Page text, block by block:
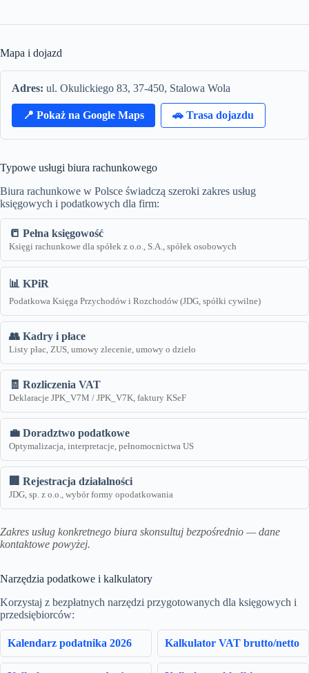
Mapa i dojazd
Adres: ul. Okulickiego 83, 37-450, Stalowa Wola
📍 Pokaż na Google Maps 🚗 Trasa dojazdu
Typowe usługi biura rachunkowego
Biura rachunkowe w Polsce świadczą szeroki zakres usług
księgowych i podatkowych dla firm:
📒 Pełna księgowość
Księgi rachunkowe dla spółek z o.o., S.A., spółek osobowych
📊 KPiR
Podatkowa Księga Przychodów i Rozchodów (JDG, spółki cywilne)
👥 Kadry i płace
Listy płac, ZUS, umowy zlecenie, umowy o dzieło
🧾 Rozliczenia VAT
Deklaracje JPK_V7M / JPK_V7K, faktury KSeF
💼 Doradztwo podatkowe
Optymalizacja, interpretacje, pełnomocnictwa US
🏢 Rejestracja działalności
JDG, sp. z o.o., wybór formy opodatkowania
Zakres usług konkretnego biura skonsultuj bezpośrednio — dane
kontaktowe powyżej.
Narzędzia podatkowe i kalkulatory
Korzystaj z bezpłatnych narzędzi przygotowanych dla księgowych i
przedsiębiorców:
Kalendarz podatnika 2026 Kalkulator VAT brutto/netto